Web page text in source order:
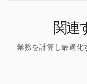
関連
業務を計算し最適化